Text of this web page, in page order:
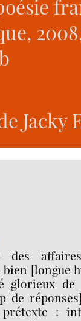
des
[longue
glorieux de
de
: